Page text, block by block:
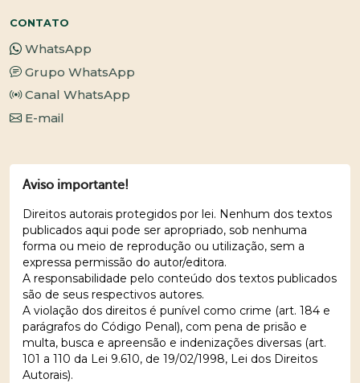
CONTATO
WhatsApp
Grupo WhatsApp
Canal WhatsApp
E-mail
Aviso importante!
Direitos autorais protegidos por lei. Nenhum dos textos
publicados aqui pode ser apropriado, sob nenhuma
forma ou meio de reprodução ou utilização, sem a
expressa permissão do autor/editora.
A responsabilidade pelo conteúdo dos textos publicados
são de seus respectivos autores.
A violação dos direitos é punível como crime (art. 184 e
parágrafos do Código Penal), com pena de prisão e
multa, busca e apreensão e indenizações diversas (art.
101 a 110 da Lei 9.610, de 19/02/1998, Lei dos Direitos
Autorais).